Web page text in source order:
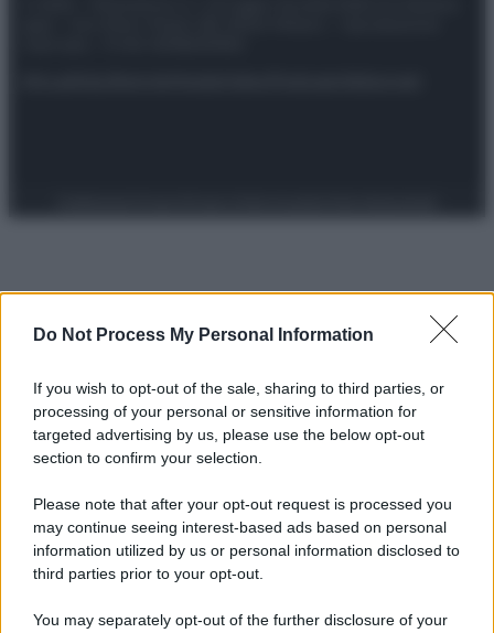
Do Not Process My Personal Information
If you wish to opt-out of the sale, sharing to third parties, or
processing of your personal or sensitive information for
targeted advertising by us, please use the below opt-out
section to confirm your selection.
Please note that after your opt-out request is processed you
may continue seeing interest-based ads based on personal
information utilized by us or personal information disclosed to
third parties prior to your opt-out.
You may separately opt-out of the further disclosure of your